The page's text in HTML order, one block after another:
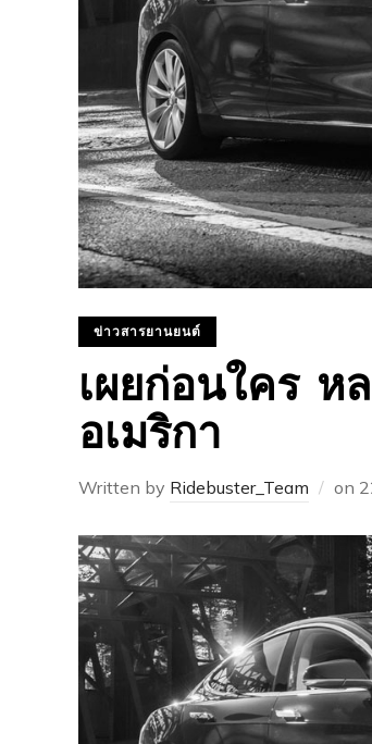
ข่าวสารยานยนต์
เผยก่อนใคร ห
อเมริกา
Written by Ridebuster_Team on